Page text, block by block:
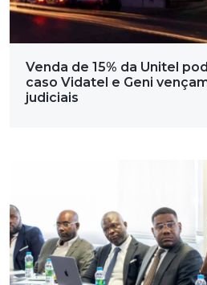
Venda de 15% da Unitel
caso Vidatel e Geni
judiciais